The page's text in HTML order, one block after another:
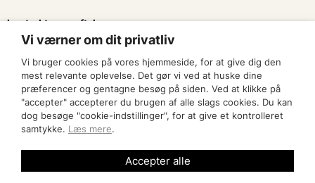
kontrakter og aftaler
søg tilskud
presse & logo
bliv medlem
Vi værner om dit privatliv
Vi bruger cookies på vores hjemmeside, for at give dig den
mest relevante oplevelse. Det gør vi ved at huske dine
præferencer og gentagne besøg på siden. Ved at klikke på
"accepter" accepterer du brugen af alle slags cookies. Du kan
dog besøge "cookie-indstillinger", for at give et kontrolleret
samtykke. Læs mere.
Accepter alle